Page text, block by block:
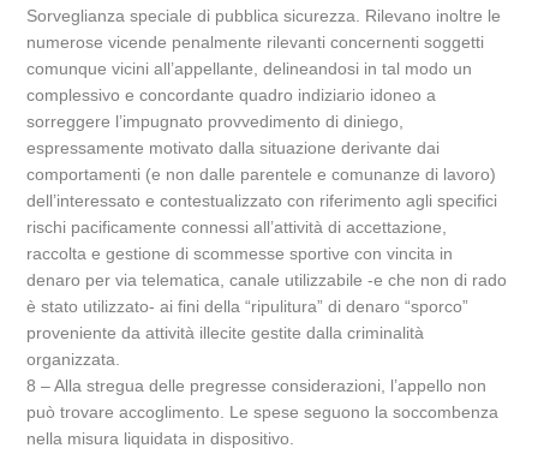
Sorveglianza speciale di pubblica sicurezza. Rilevano inoltre le
numerose vicende penalmente rilevanti concernenti soggetti
comunque vicini all’appellante, delineandosi in tal modo un
complessivo e concordante quadro indiziario idoneo a
sorreggere l’impugnato provvedimento di diniego,
espressamente motivato dalla situazione derivante dai
comportamenti (e non dalle parentele e comunanze di lavoro)
dell’interessato e contestualizzato con riferimento agli specifici
rischi pacificamente connessi all’attività di accettazione,
raccolta e gestione di scommesse sportive con vincita in
denaro per via telematica, canale utilizzabile -e che non di rado
è stato utilizzato- ai fini della “ripulitura” di denaro “sporco”
proveniente da attività illecite gestite dalla criminalità
organizzata.
8 – Alla stregua delle pregresse considerazioni, l’appello non
può trovare accoglimento. Le spese seguono la soccombenza
nella misura liquidata in dispositivo.